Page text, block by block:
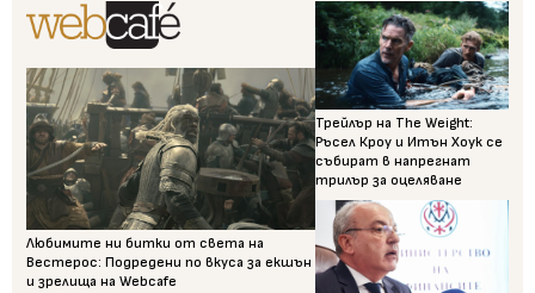
Любимите ни битки от света на
Вестерос: Подредени по вкуса за екшън
и зрелища на Webcafe
Трейлър на The Weight:
Ръсел Кроу и Итън Хоук се
събират в напрегнат
трилър за оцеляване